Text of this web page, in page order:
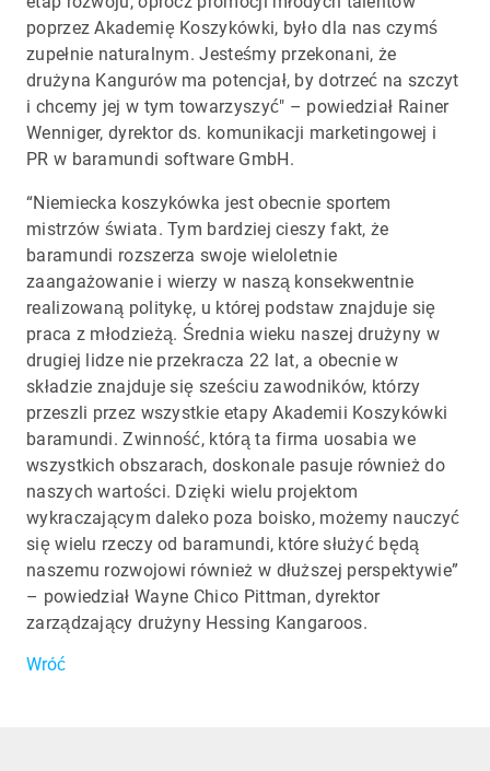
poprzez Akademię Koszykówki, było dla nas czymś
zupełnie naturalnym. Jesteśmy przekonani, że
drużyna Kangurów ma potencjał, by dotrzeć na szczyt
i chcemy jej w tym towarzyszyć" – powiedział Rainer
Wenniger, dyrektor ds. komunikacji marketingowej i
PR w baramundi software GmbH.
“Niemiecka koszykówka jest obecnie sportem
mistrzów świata. Tym bardziej cieszy fakt, że
baramundi rozszerza swoje wieloletnie
zaangażowanie i wierzy w naszą konsekwentnie
realizowaną politykę, u której podstaw znajduje się
praca z młodzieżą. Średnia wieku naszej drużyny w
drugiej lidze nie przekracza 22 lat, a obecnie w
składzie znajduje się sześciu zawodników, którzy
przeszli przez wszystkie etapy Akademii Koszykówki
baramundi. Zwinność, którą ta firma uosabia we
wszystkich obszarach, doskonale pasuje również do
naszych wartości. Dzięki wielu projektom
wykraczającym daleko poza boisko, możemy nauczyć
się wielu rzeczy od baramundi, które służyć będą
naszemu rozwojowi również w dłuższej perspektywie”
– powiedział Wayne Chico Pittman, dyrektor
zarządzający drużyny Hessing Kangaroos.
Wróć